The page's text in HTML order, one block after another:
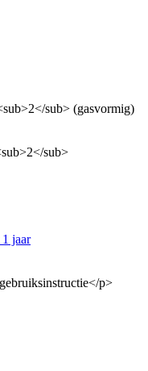
sub> (gasvormig)
sub>
jaar
p>